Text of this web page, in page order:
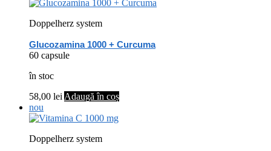
Doppelherz system
Glucozamina 1000 + Curcuma
60 capsule
în stoc
58,00 lei Adaugă în coș
nou
Doppelherz system